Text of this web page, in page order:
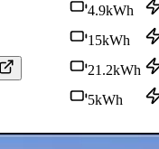
4.9kWh
15kWh
21.2kWh
5kWh